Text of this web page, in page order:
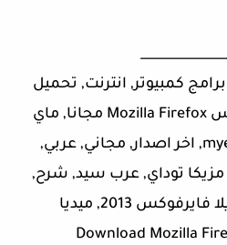
كمبيوتر, انترنت, تحميل
برنامج موزيلا فايرفوكس Mozilla Firefox مجانا, ماي
ايجي, تنزيل, myegy, 2013, اخر اصدار, مجاني, عربي,
فاير فوكس 21, مزيكا توداي, عرب سيد, شرح,
تحميل برنامج موزيلا فايرفوكس 2013, ميديا